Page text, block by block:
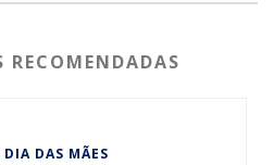
RECOMENDADAS
DAS MÃES